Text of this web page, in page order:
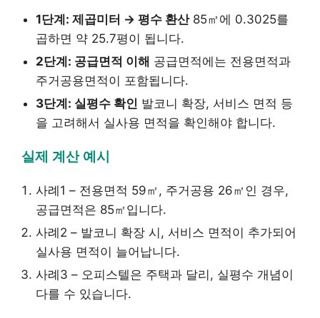
1단계: 제곱미터 → 평수 환산85㎡에 0.3025를
곱하면 약 25.7평이 됩니다.
2단계: 공급면적 이해 공급면적에는 전용면적과
주거공용면적이 포함됩니다.
3단계: 실평수 확인 발코니 확장, 서비스 면적 등
을 고려해서 실사용 면적을 확인해야 합니다.
실제 계산 예시
사례1 – 전용면적 59㎡, 주거공용 26㎡인 경우,
공급면적은 85㎡입니다.
사례2 – 발코니 확장 시, 서비스 면적이 추가되어
실사용 면적이 늘어납니다.
사례3 – 오피스텔은 주택과 달리, 실평수 개념이
다를 수 있습니다.